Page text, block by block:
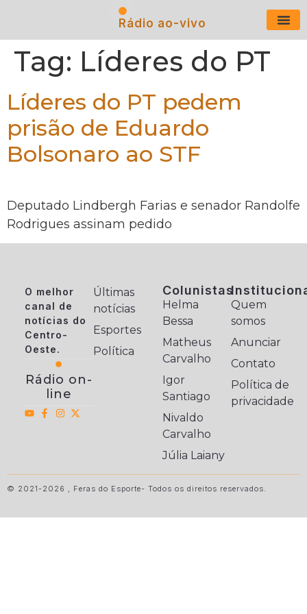
Rádio ao-vivo
Tag: Líderes do PT
Líderes do PT pedem
prisão de Eduardo
Bolsonaro ao STF
Deputado Lindbergh Farias e senador Randolfe
Rodrigues assinam pedido
O melhor
canal de
notícias do
Centro-
Oeste.
Rádio on-
line
Últimas
notícias
Esportes
Política
Colunistas
Helma
Bessa
Matheus
Carvalho
Igor
Santiago
Nivaldo
Carvalho
Júlia Laiany
Quem
somos
Anunciar
Contato
Política de
privacidade
© 2021-2026 , Feras do Esporte- Todos os direitos reservados.